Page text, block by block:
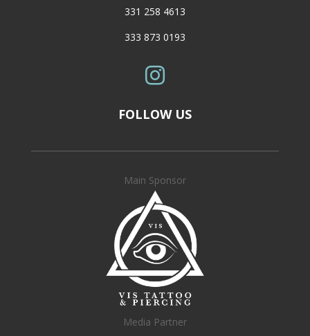
331 258 4613
333 873 0193

FOLLOW US
Main Sponsor
Media Partner